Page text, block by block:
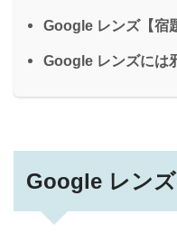
Google レンズ【宿
Google レンズには
Google レン